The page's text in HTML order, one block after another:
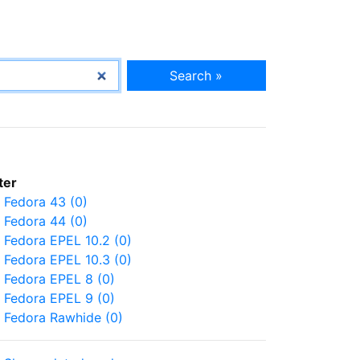
Search »
Fedora 43 (0)
Fedora 44 (0)
Fedora EPEL 10.2 (0)
Fedora EPEL 10.3 (0)
Fedora EPEL 8 (0)
Fedora EPEL 9 (0)
Fedora Rawhide (0)